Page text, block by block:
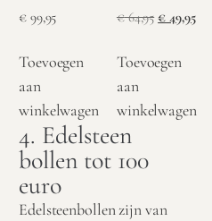
€99,95
Toevoegen
aan
winkelwagen
€64,95 € 49,95
Toevoegen
aan
winkelwagen
4. Edelsteen
bollen tot 100
euro
Edelsteenbollen zijn van